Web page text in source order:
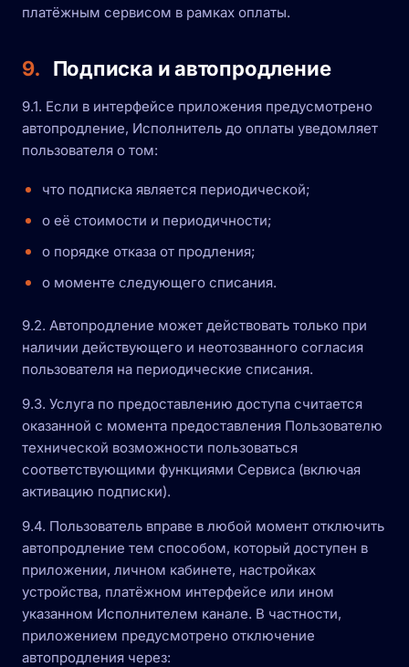
платёжным сервисом в рамках оплаты.
9. Подписка и автопродление
9.1. Если в интерфейсе приложения предусмотрено
автопродление, Исполнитель до оплаты уведомляет
пользователя о том:
что подписка является периодической;
о её стоимости и периодичности;
о порядке отказа от продления;
о моменте следующего списания.
9.2. Автопродление может действовать только при
наличии действующего и неотозванного согласия
пользователя на периодические списания.
9.3. Услуга по предоставлению доступа считается
оказанной с момента предоставления Пользователю
технической возможности пользоваться
соответствующими функциями Сервиса (включая
активацию подписки).
9.4. Пользователь вправе в любой момент отключить
автопродление тем способом, который доступен в
приложении, личном кабинете, настройках
устройства, платёжном интерфейсе или ином
указанном Исполнителем канале. В частности,
приложением предусмотрено отключение
автопродления через: